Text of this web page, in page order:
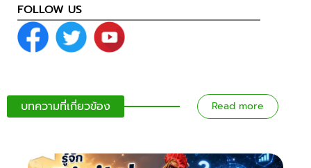
FOLLOW US
บทความที่เกี่ยวข้อง Read more